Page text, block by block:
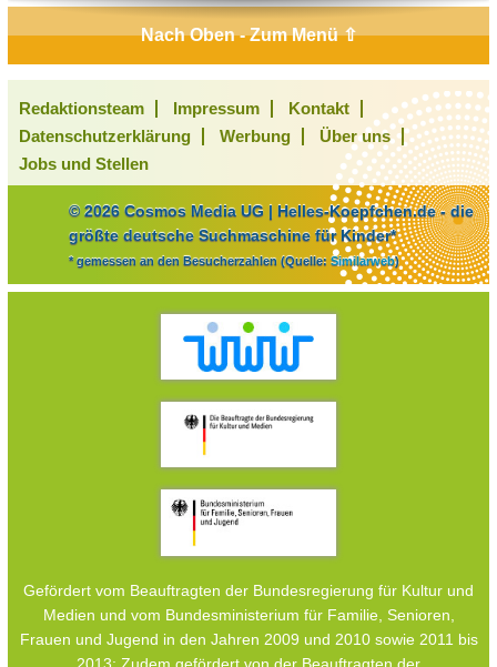
Nach Oben - Zum Menü ⇧
Redaktionsteam Impressum
Kontakt
Datenschutzerklärung
Werbung
Über uns
Jobs und Stellen
© 2026 Cosmos Media UG | Helles-Koepfchen.de - die
größte deutsche Suchmaschine für Kinder*
* gemessen an den Besucherzahlen (Quelle: Similarweb)
Gefördert vom Beauftragten der Bundesregierung für Kultur und
Medien und vom Bundesministerium für Familie, Senioren,
Frauen und Jugend in den Jahren 2009 und 2010 sowie 2011 bis
2013; Zudem gefördert von der Beauftragten der